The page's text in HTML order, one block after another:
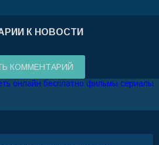
К НОВОСТИ
КОММЕНТАРИЙ